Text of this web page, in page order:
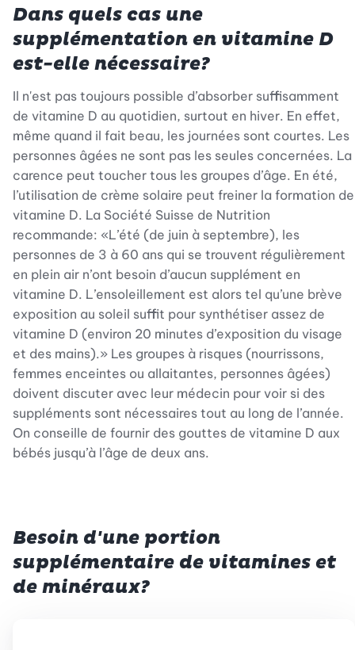
Dans quels cas une
supplémentation en vitamine D
est-elle nécessaire?
Il n'est pas toujours possible d’absorber suffisamment
de vitamine D au quotidien, surtout en hiver. En effet,
même quand il fait beau, les journées sont courtes. Les
personnes âgées ne sont pas les seules concernées. La
carence peut toucher tous les groupes d’âge. En été,
l’utilisation de crème solaire peut freiner la formation de
vitamine D. La Société Suisse de Nutrition
recommande: «L’été (de juin à septembre), les
personnes de 3 à 60 ans qui se trouvent régulièrement
en plein air n’ont besoin d’aucun supplément en
vitamine D. L’ensoleillement est alors tel qu’une brève
exposition au soleil suffit pour synthétiser assez de
vitamine D (environ 20 minutes d’exposition du visage
et des mains).» Les groupes à risques (nourrissons,
femmes enceintes ou allaitantes, personnes âgées)
doivent discuter avec leur médecin pour voir si des
suppléments sont nécessaires tout au long de l’année.
On conseille de fournir des gouttes de vitamine D aux
bébés jusqu’à l’âge de deux ans.
Besoin d'une portion
supplémentaire de vitamines et
de minéraux?